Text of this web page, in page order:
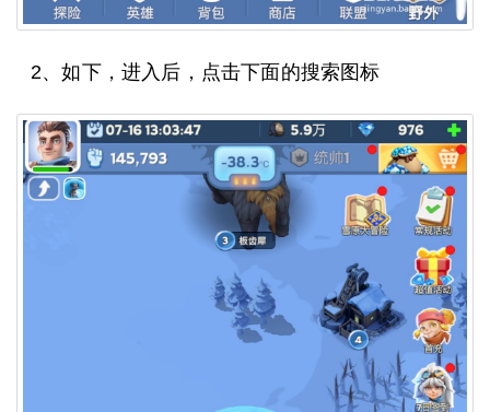
2、如下，进入后，点击下面的搜索图标